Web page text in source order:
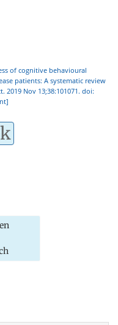
of cognitive behavioural
patients: A systematic review
2019 Nov 13;38:101071. doi: